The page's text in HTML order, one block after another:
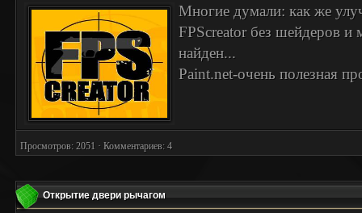
Многие думали: как же
FPScreator без шейдеров и
найден...
Paint.net-очень полезная
Просмотров: 2051 · Комментариев: 4
Открытие двери рычагом